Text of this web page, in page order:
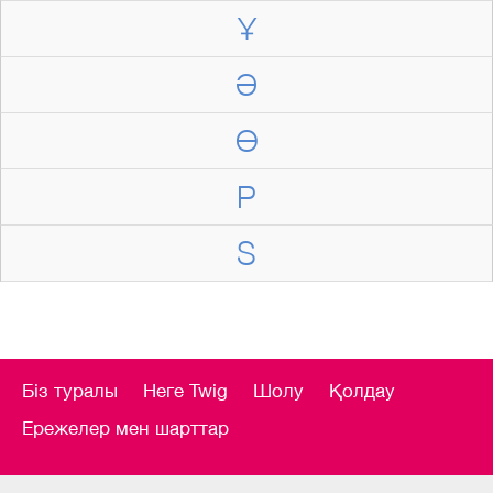
Ұ
Ә
Ө
P
S
Біз туралы Неге Twig Шолу
Қолдау
Ережелер мен шарттар